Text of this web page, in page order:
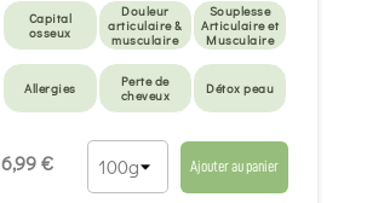
Capital
osseux
Douleur
articulaire &
musculaire
Souplesse
Articulaire et
Musculaire
Allergies
Perte de
cheveux
Détox peau
Détox
Minceur
Draineurs et
anti-cellulite
6,99 € Ajouter au panier